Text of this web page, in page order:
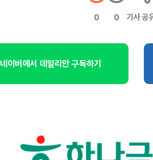
0 0 기사 공
네이버에서 데일리안 구독하기